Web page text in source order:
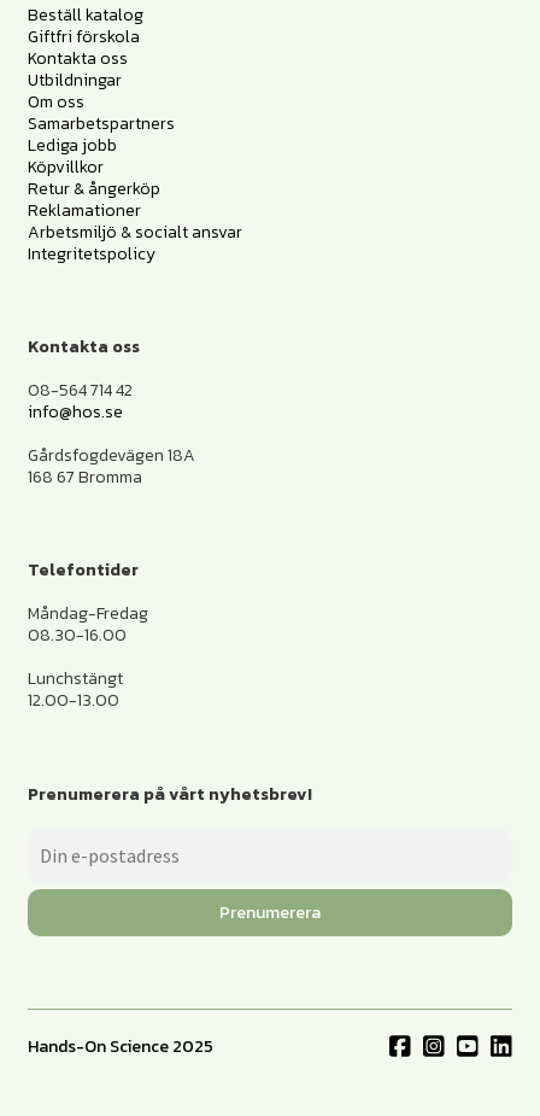
Beställ katalog
Giftfri förskola
Kontakta oss
Utbildningar
Om oss
Samarbetspartners
Lediga jobb
Köpvillkor
Retur & ångerköp
Reklamationer
Arbetsmiljö & socialt ansvar
Integritetspolicy
Kontakta oss
08-564 714 42
info@hos.se
Gårdsfogdevägen 18A
168 67 Bromma
Telefontider
Måndag-Fredag
08.30-16.00
Lunchstängt
12.00-13.00
Prenumerera på vårt nyhetsbrev!
Prenumerera
Hands-On Science 2025